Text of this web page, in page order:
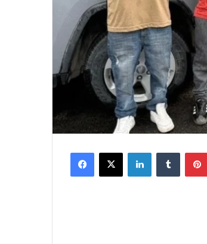
Facebook
X LinkedInTumblr